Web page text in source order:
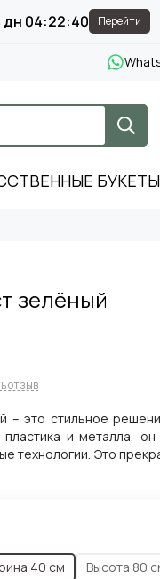
дн 04:22:39 Перейти
БУКЕТЫ
зелёный
отзыв
– это стильное
пластика и металла,
технологии. Это
40 см
Высота 80